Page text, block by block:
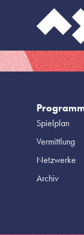
Spielplan
Vermittlung
Netzwerke
Archiv